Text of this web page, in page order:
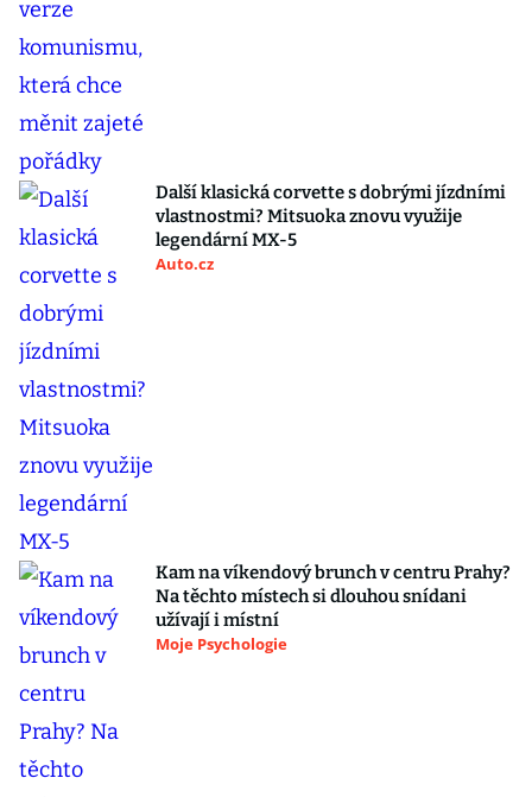
Další klasická corvette s dobrými jízdními
vlastnostmi? Mitsuoka znovu využije
legendární MX-5
Auto.cz
Kam na víkendový brunch v centru Prahy?
Na těchto místech si dlouhou snídani
užívají i místní
Moje Psychologie